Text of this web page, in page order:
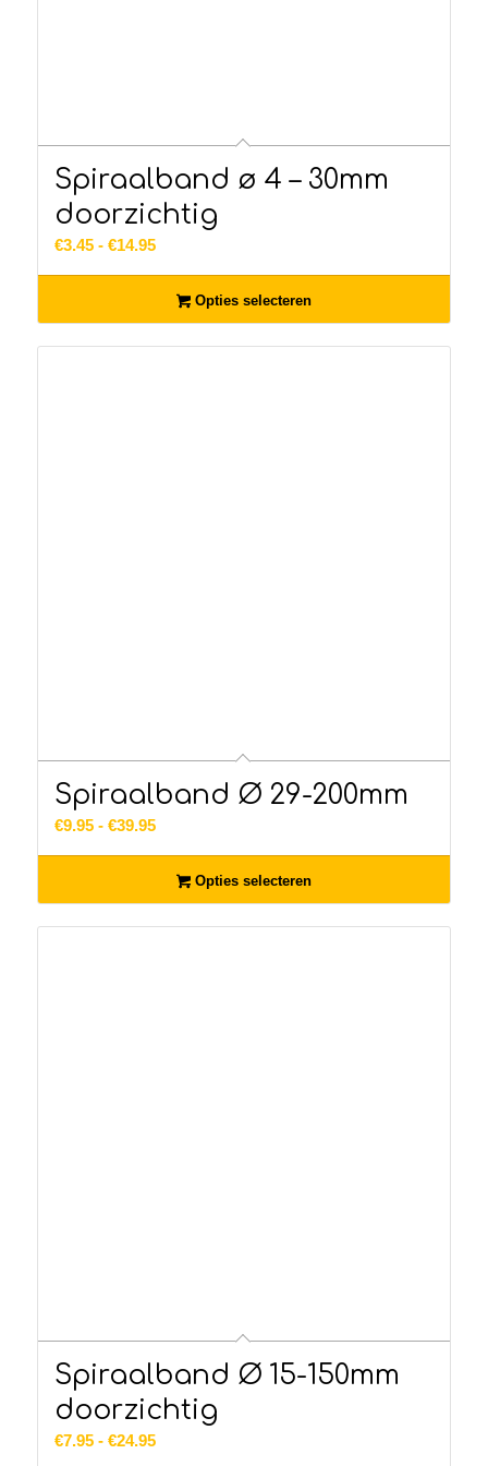
Spiraalband ø 4 – 30mm
doorzichtig
€3.45 - €14.95Prijsklasse:
€14.95
Opties selecteren
Spiraalband Ø 29-200mm
€9.95 - €39.95Prijsklasse:
€39.95
Opties selecteren
Spiraalband Ø 15-150mm
doorzichtig
€7.95 - €24.95Prijsklasse: